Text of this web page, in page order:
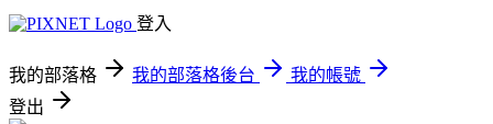
登入
我的部落格 我的部落格後台
我的帳號
登出